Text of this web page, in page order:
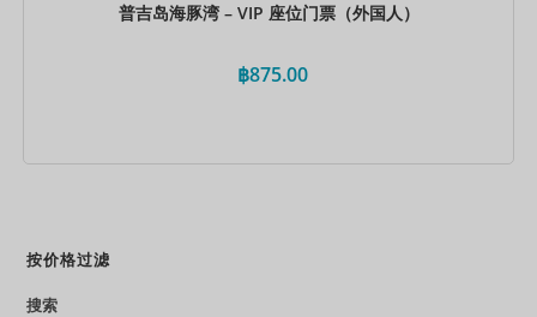
普吉岛海豚湾 – VIP 座位门票（外国人）
฿875.00
按价格过滤
搜索